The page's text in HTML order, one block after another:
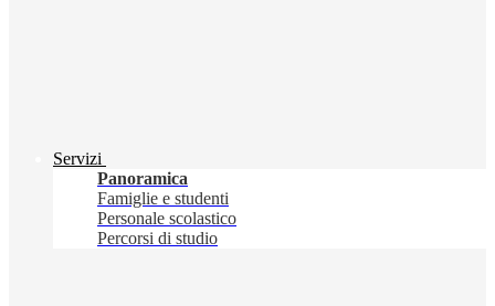
Servizi
Panoramica
Famiglie e studenti
Personale scolastico
Percorsi di studio